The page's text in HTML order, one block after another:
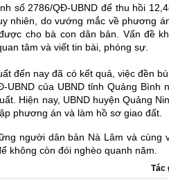
số 2786/QĐ-UBND để thu hồi
nhiên, do vướng mắc về phương
cho bà con dân bản. Vấn đề
tâm và viết tin bài, phóng sự.
đến nay đã có kết quả, việc đền
UBND của UBND tỉnh Quảng Bình
Hiện nay, UBND huyện Quảng
phương án và làm hồ sơ giao đất.
người dân bản Nà Lâm và cùng
không còn đói nghèo quanh năm.
Tác